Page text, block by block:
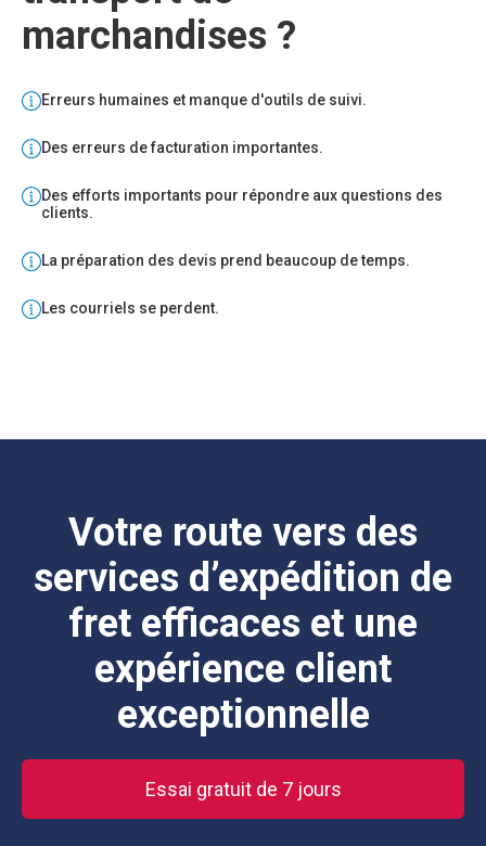
marchandises ?
Erreurs humaines et manque d'outils de suivi.
Des erreurs de facturation importantes.
Des efforts importants pour répondre aux questions des
clients.
La préparation des devis prend beaucoup de temps.
Les courriels se perdent.
Votre route vers des
services d’expédition de
fret efficaces et une
expérience client
exceptionnelle
Essai gratuit de 7 jours